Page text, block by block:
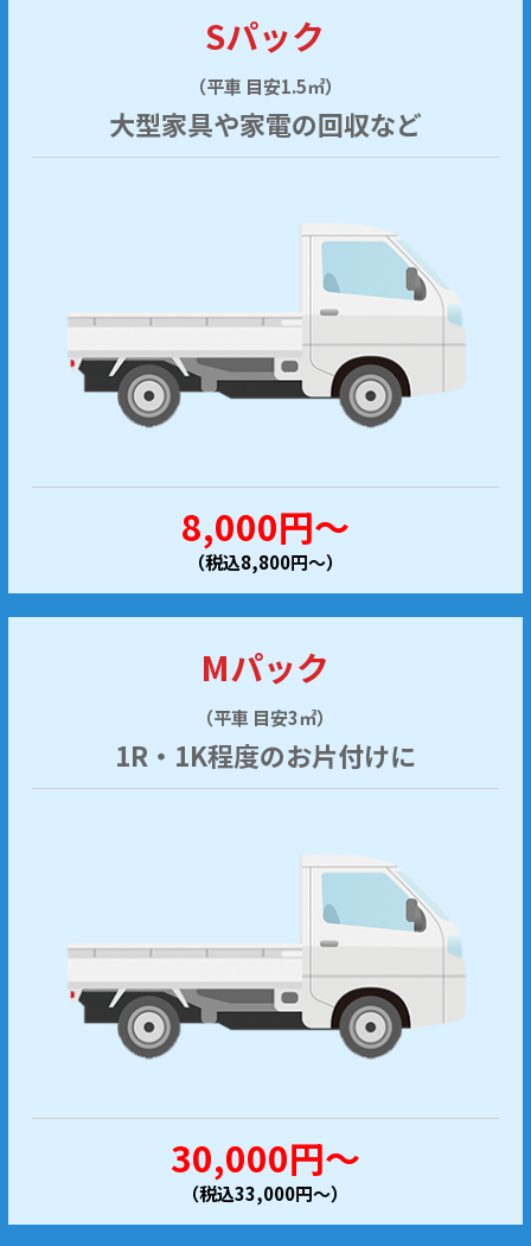
Sパック
（平車 目安1.5㎥）
大型家具や家電の回収など
8,000円～
（税込8,800円～）
Mパック
（平車 目安3㎥）
1R・1K程度のお片付けに
30,000円～
（税込33,000円～）